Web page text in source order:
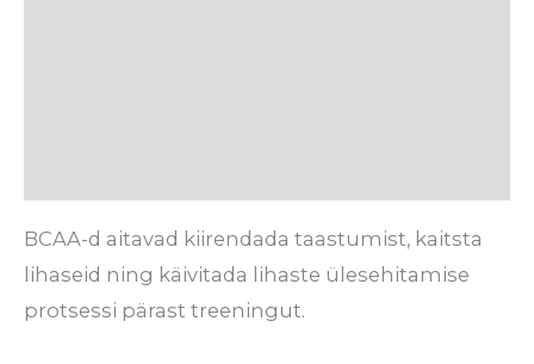
BCAA-d aitavad kiirendada taastumist, kaitsta
lihaseid ning käivitada lihaste ülesehitamise
protsessi pärast treeningut.